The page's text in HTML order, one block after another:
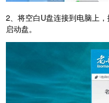
2、将空白U盘连接到电脑上
启动盘。